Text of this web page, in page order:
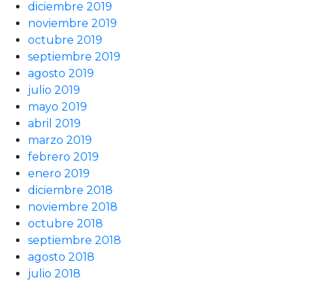
diciembre 2019
noviembre 2019
octubre 2019
septiembre 2019
agosto 2019
julio 2019
mayo 2019
abril 2019
marzo 2019
febrero 2019
enero 2019
diciembre 2018
noviembre 2018
octubre 2018
septiembre 2018
agosto 2018
julio 2018